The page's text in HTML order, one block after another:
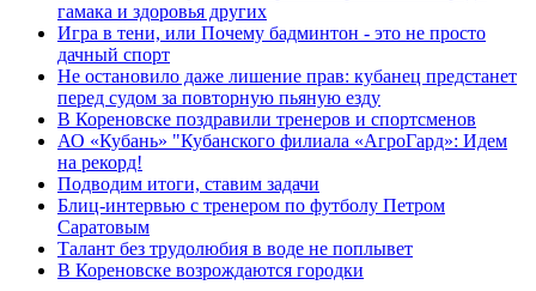
гамака и здоровья других
Игра в тени, или Почему бадминтон - это не просто
дачный спорт
Не остановило даже лишение прав: кубанец предстанет
перед судом за повторную пьяную езду
В Кореновске поздравили тренеров и спортсменов
АО «Кубань» "Кубанского филиала «АгроГард»: Идем
на рекорд!
Подводим итоги, ставим задачи
Блиц-интервью с тренером по футболу Петром
Саратовым
Талант без трудолюбия в воде не поплывет
В Кореновске возрождаются городки